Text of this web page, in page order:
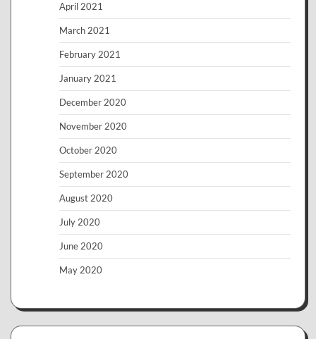
April 2021
March 2021
February 2021
January 2021
December 2020
November 2020
October 2020
September 2020
August 2020
July 2020
June 2020
May 2020